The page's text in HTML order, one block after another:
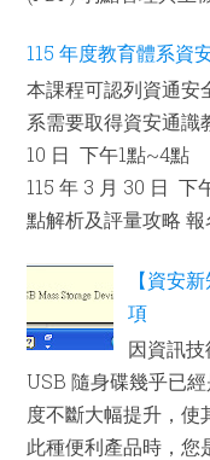
115 年度教育體系資
本課程可認列資通安
系需要取得資安通識
10 日 下午1點~4點
115 年 3 月 30 日
點解析及評量攻略 報
【資安
項
因資訊技
USB 隨身碟幾乎已
度不斷大幅提升，使
此種便利產品時，您